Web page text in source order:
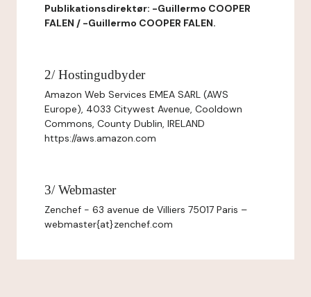
Publikationsdirektør: -Guillermo COOPER
FALEN / -Guillermo COOPER FALEN.
2/ Hostingudbyder
Amazon Web Services EMEA SARL (AWS
Europe), 4033 Citywest Avenue, Cooldown
Commons, County Dublin, IRELAND
https://aws.amazon.com
3/ Webmaster
Zenchef - 63 avenue de Villiers 75017 Paris –
webmaster{at}zenchef.com